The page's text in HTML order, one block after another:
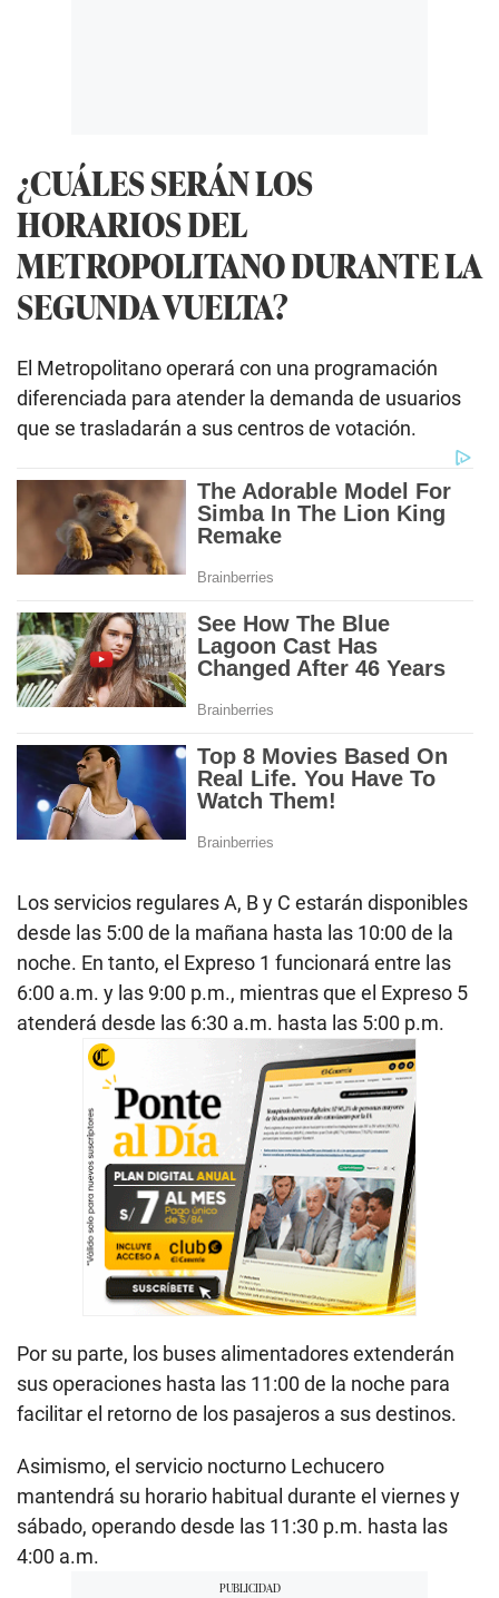
¿CUÁLES SERÁN LOS
HORARIOS DEL
METROPOLITANO DURANTE LA
SEGUNDA VUELTA?
El Metropolitano operará con una programación
diferenciada para atender la demanda de usuarios
que se trasladarán a sus centros de votación.
Los servicios regulares A, B y C estarán disponibles
desde las 5:00 de la mañana hasta las 10:00 de la
noche. En tanto, el Expreso 1 funcionará entre las
6:00 a.m. y las 9:00 p.m., mientras que el Expreso 5
atenderá desde las 6:30 a.m. hasta las 5:00 p.m.
Por su parte, los buses alimentadores extenderán
sus operaciones hasta las 11:00 de la noche para
facilitar el retorno de los pasajeros a sus destinos.
Asimismo, el servicio nocturno Lechucero
mantendrá su horario habitual durante el viernes y
sábado, operando desde las 11:30 p.m. hasta las
4:00 a.m.